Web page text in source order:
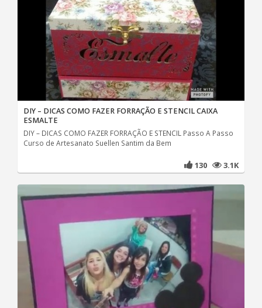
DIY – DICAS COMO FAZER FORRAÇÃO E STENCIL CAIXA
ESMALTE
DIY – DICAS COMO FAZER FORRAÇÃO E STENCIL Passo A Passo
Curso de Artesanato Suellen Santim da Bem
130 3.1K